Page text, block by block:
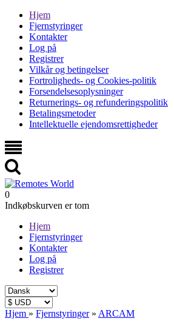
Hjem
Fjernstyringer
Kontakter
Log på
Registrer
Vilkår og betingelser
Fortroligheds- og Cookies-politik
Forsendelsesoplysninger
Returnerings- og refunderingspolitik
Betalingsmetoder
Intellektuelle ejendomsrettigheder
0
Indkøbskurven er tom
Hjem
Fjernstyringer
Kontakter
Log på
Registrer
Hjem » Fjernstyringer » ARCAM